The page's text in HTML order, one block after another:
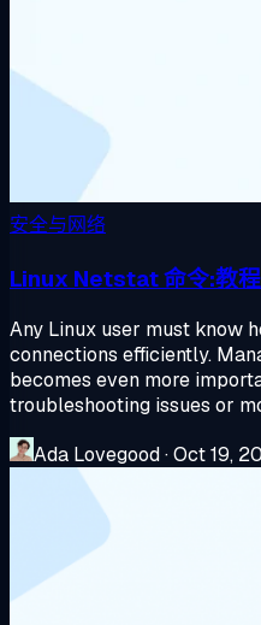
安全与网络
Linux Netstat 命令:教
Any Linux user must know
connections efficiently.
becomes even more
troubleshooting issues or
Ada Lovegood·Oct 19,